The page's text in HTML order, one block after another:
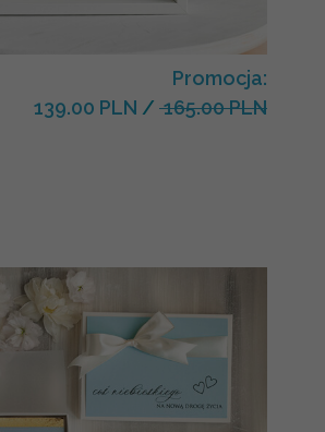
Promocja:
139.00 PLN / 165.00 PLN